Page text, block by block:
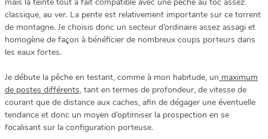
classique, au ver. La pente est relativement importante sur ce torrent
de montagne. Je choisis donc un secteur d’ordinaire assez assagi et
homogène de façon à bénéficier de nombreux coups porteurs dans
les eaux fortes.
Je débute la pêche en testant, comme à mon habitude, un maximum
de postes différents, tant en termes de profondeur, de vitesse de
courant que de distance aux caches, afin de dégager une éventuelle
tendance et donc un moyen d’optimiser la prospection en se
focalisant sur la configuration porteuse.